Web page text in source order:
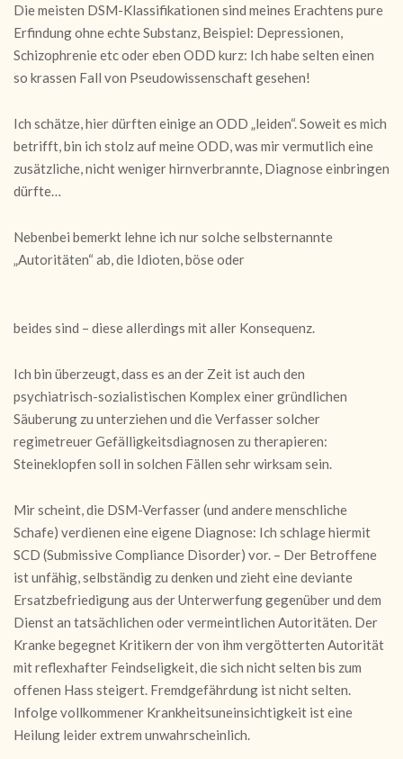
Die meisten DSM-Klassifikationen sind meines Erachtens pure
Erfindung ohne echte Substanz, Beispiel: Depressionen,
Schizophrenie etc oder eben ODD kurz: Ich habe selten einen
so krassen Fall von Pseudowissenschaft gesehen!
Ich schätze, hier dürften einige an ODD „leiden“. Soweit es mich
betrifft, bin ich stolz auf meine ODD, was mir vermutlich eine
zusätzliche, nicht weniger hirnverbrannte, Diagnose einbringen
dürfte…
Nebenbei bemerkt lehne ich nur solche selbsternannte
„Autoritäten“ ab, die Idioten, böse oder
beides sind – diese allerdings mit aller Konsequenz.
Ich bin überzeugt, dass es an der Zeit ist auch den
psychiatrisch-sozialistischen Komplex einer gründlichen
Säuberung zu unterziehen und die Verfasser solcher
regimetreuer Gefälligkeitsdiagnosen zu therapieren:
Steineklopfen soll in solchen Fällen sehr wirksam sein.
Mir scheint, die DSM-Verfasser (und andere menschliche
Schafe) verdienen eine eigene Diagnose: Ich schlage hiermit
SCD (Submissive Compliance Disorder) vor. – Der Betroffene
ist unfähig, selbständig zu denken und zieht eine deviante
Ersatzbefriedigung aus der Unterwerfung gegenüber und dem
Dienst an tatsächlichen oder vermeintlichen Autoritäten. Der
Kranke begegnet Kritikern der von ihm vergötterten Autorität
mit reflexhafter Feindseligkeit, die sich nicht selten bis zum
offenen Hass steigert. Fremdgefährdung ist nicht selten.
Infolge vollkommener Krankheitsuneinsichtigkeit isteine
Heilung leider extrem unwahrscheinlich.